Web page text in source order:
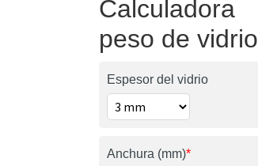
Calculadora
peso de vidrio
Espesor del vidrio
Anchura (mm)*